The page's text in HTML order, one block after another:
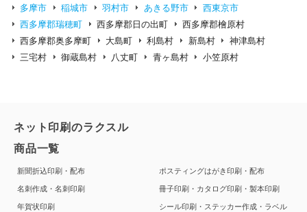
多摩市
稲城市 羽村市 あきる野市
西東京市
西多摩郡瑞穂町
西多摩郡日の出町
西多摩郡檜原村
西多摩郡奥多摩町
大島町 利島村 新島村
神津島村
三宅村
御蔵島村 八丈町 青ヶ島村 小笠原村
ネット印刷のラクスル
商品一覧
新聞折込印刷・配布
名刺作成・名刺印刷
年賀状印刷
ポスティングはがき印刷・配布
冊子印刷・カタログ印刷・製本印刷
シール印刷・ステッカー作成・ラベル